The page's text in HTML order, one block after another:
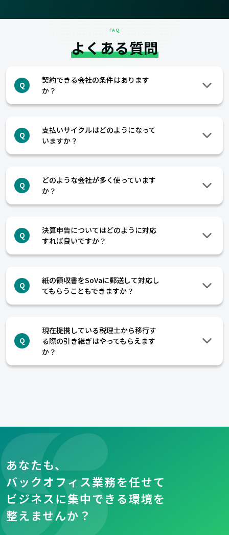
FAQ
よくある質問
Q
契約できる会社の条件はあります
か？
Q
支払いサイクルはどのようになって
いますか？
Q
どのような会社が多く使っています
か？
Q
決算申告についてはどのように対応
すれば良いですか？
Q
紙の領収書をSoVaに郵送して対応し
てもらうこともできますか？
Q
現在提携している税理士から移行す
る際の引き継ぎはやってもらえます
か？
あなたも、
バックオフィス業務を任せて
ビジネスに集中できる環境を
整えませんか？